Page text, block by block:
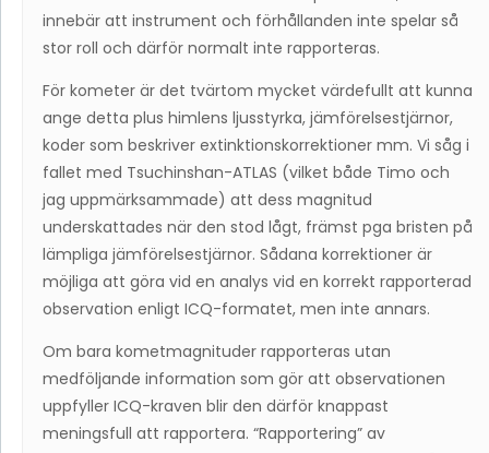
innebär att instrument och förhållanden inte spelar så
stor roll och därför normalt inte rapporteras.
För kometer är det tvärtom mycket värdefullt att kunna
ange detta plus himlens ljusstyrka, jämförelsestjärnor,
koder som beskriver extinktionskorrektioner mm. Vi såg i
fallet med Tsuchinshan-ATLAS (vilket både Timo och
jag uppmärksammade) att dess magnitud
underskattades när den stod lågt, främst pga bristen på
lämpliga jämförelsestjärnor. Sådana korrektioner är
möjliga att göra vid en analys vid en korrekt rapporterad
observation enligt ICQ-formatet, men inte annars.
Om bara kometmagnituder rapporteras utan
medföljande information som gör att observationen
uppfyller ICQ-kraven blir den därför knappast
meningsfull att rapportera. “Rapportering” av